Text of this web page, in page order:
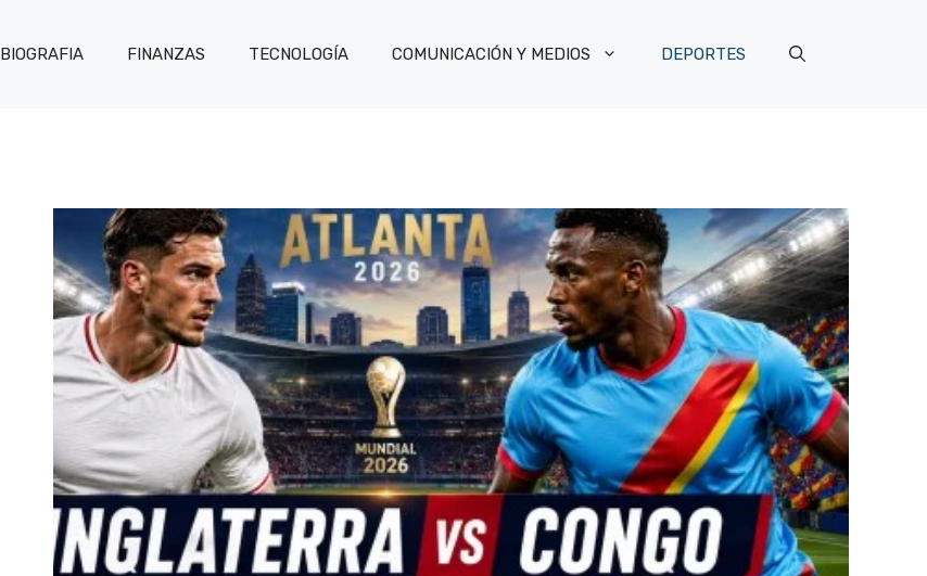
BIOGRAFIA FINANZAS TECNOLOGÍA COMUNICACIÓN Y MEDIOS DEPORTES